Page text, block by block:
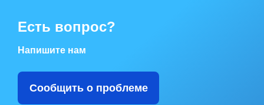
Есть вопрос?
Напишите нам
Сообщить о проблеме